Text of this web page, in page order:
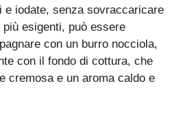
e iodate, senza sovraccaricare
esigenti, può essere
con un burro nocciola,
con il fondo di cottura, che
cremosa e un aroma caldo e